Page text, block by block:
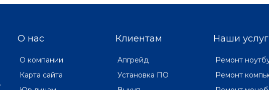
О нас
О компании
Карта сайта
Клиентам
Апгрейд
Установка ПО
Наши
Ремонт
Ремонт